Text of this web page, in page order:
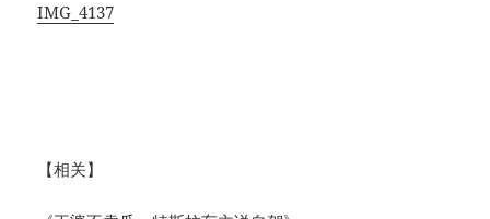
IMG_4137
【相关】